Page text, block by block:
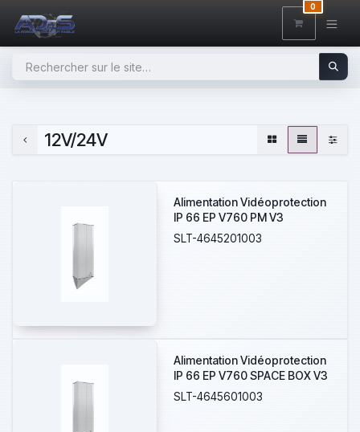
0
12V/24V
Alimentation Vidéoprotection
IP 66 EP V760 PM V3
SLT-4645201003
Alimentation Vidéoprotection
IP 66 EP V760 SPACE BOX V3
SLT-4645601003